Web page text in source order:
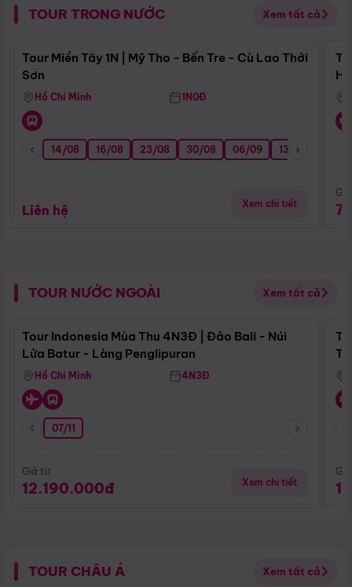
TOUR TRONG NƯỚC Xem tất cả
Điểm nổi bật
Tour Miền Tây 1N | Mỹ Tho - Bến Tre - Cù Lao Thới
Sơn
Hồ Chí Minh 1N0Đ
14/08 16/08 23/08 30/08 06/09 13/09
Liên hệ Xem chi tiết
TOUR NƯỚC NGOÀI Xem tất cả
Điểm nổi bật
Tour Indonesia Mùa Thu 4N3Đ | Đảo Bali - Núi
Lửa Batur - Làng Penglipuran
Hồ Chí Minh 4N3Đ
07/11
Giá từ:
12.190.000đ Xem chi tiết
TOUR CHÂU Á Xem tất cả
Điểm nổi bật